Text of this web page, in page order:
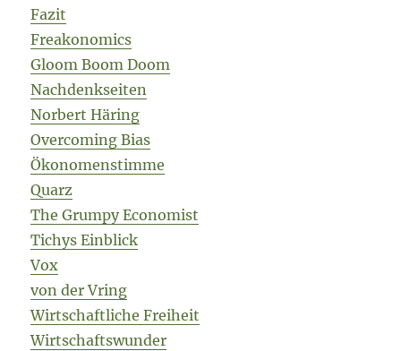
Fazit
Freakonomics
Gloom Boom Doom
Nachdenkseiten
Norbert Häring
Overcoming Bias
Ökonomenstimme
Quarz
The Grumpy Economist
Tichys Einblick
Vox
von der Vring
Wirtschaftliche Freiheit
Wirtschaftswunder